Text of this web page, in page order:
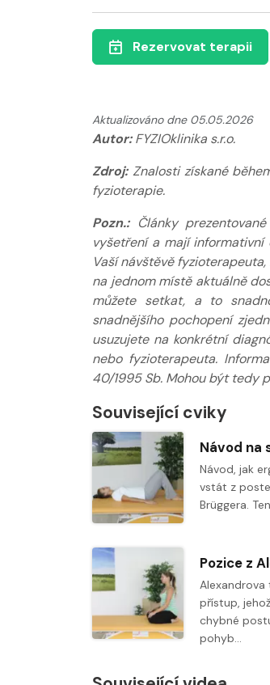
Mgr. Iva
Rezervovat terapii
Aktualizováno dne 05.05.2026
Autor:FYZIOklinika s.r.o.
Zdroj:Znalosti získané
fyzioterapie.
Pozn.:Články prezentované
vyšetření a mají
Vaší návštěvě
na jednom místě aktuálně
můžete setkat, a to
snadnějšího pochopení
usuzujete na konkrétní
nebo fyzioterapeuta.
40/1995 Sb. Mohou být tedy
Související cviky
Návod, jak
vstát z
Brüggera.
přístup,
chybné
pohyb…